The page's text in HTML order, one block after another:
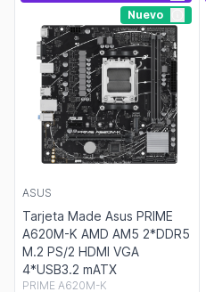
Nuevo
ASUS
Tarjeta Made Asus PRIME
A620M-K AMD AM5 2*DDR5
M.2 PS/2 HDMI VGA
4*USB3.2 mATX
PRIME A620M-K